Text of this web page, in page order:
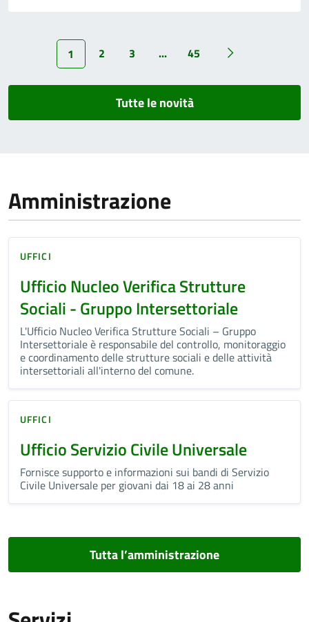
1 2 3 ... 45
Tutte le novità
Amministrazione
UFFICI
Ufficio Nucleo Verifica Strutture
Sociali - Gruppo Intersettoriale
L'Ufficio Nucleo Verifica Strutture Sociali – Gruppo
Intersettoriale è responsabile del controllo, monitoraggio
e coordinamento delle strutture sociali e delle attività
intersettoriali all'interno del comune.
UFFICI
Ufficio Servizio Civile Universale
Fornisce supporto e informazioni sui bandi di Servizio
Civile Universale per giovani dai 18 ai 28 anni
Tutta l’amministrazione